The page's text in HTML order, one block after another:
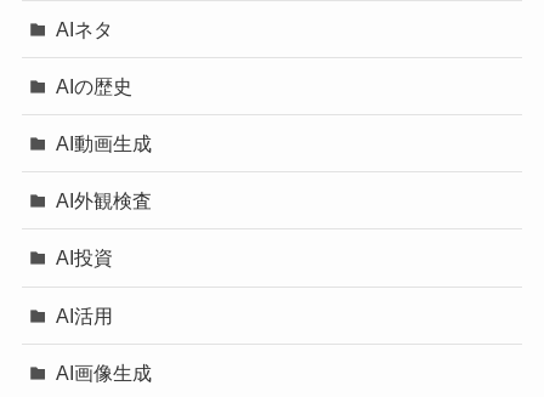
AIネタ
AIの歴史
AI動画生成
AI外観検査
AI投資
AI活用
AI画像生成